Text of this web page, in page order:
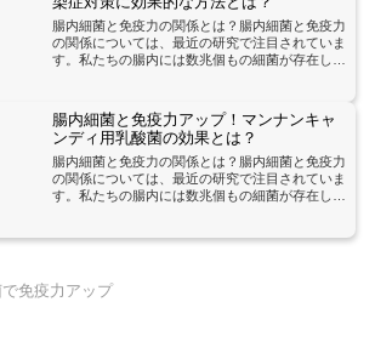
腸内細菌と免疫力の関係とは？腸内細菌と免疫力
の関係については、最近の研究で注目されていま
す。私たちの腸内には数兆個もの細菌が存在し、
る効果があるとされる...
腸内細菌と免疫力アップ！マンナンキャ
ンディ用乳酸菌の効果とは？
腸内細菌と免疫力の関係とは？腸内細菌と免疫力
の関係については、最近の研究で注目されていま
す。私たちの腸内には数兆個もの細菌が存在し、
ちの免疫システムの調...
免疫力アップ